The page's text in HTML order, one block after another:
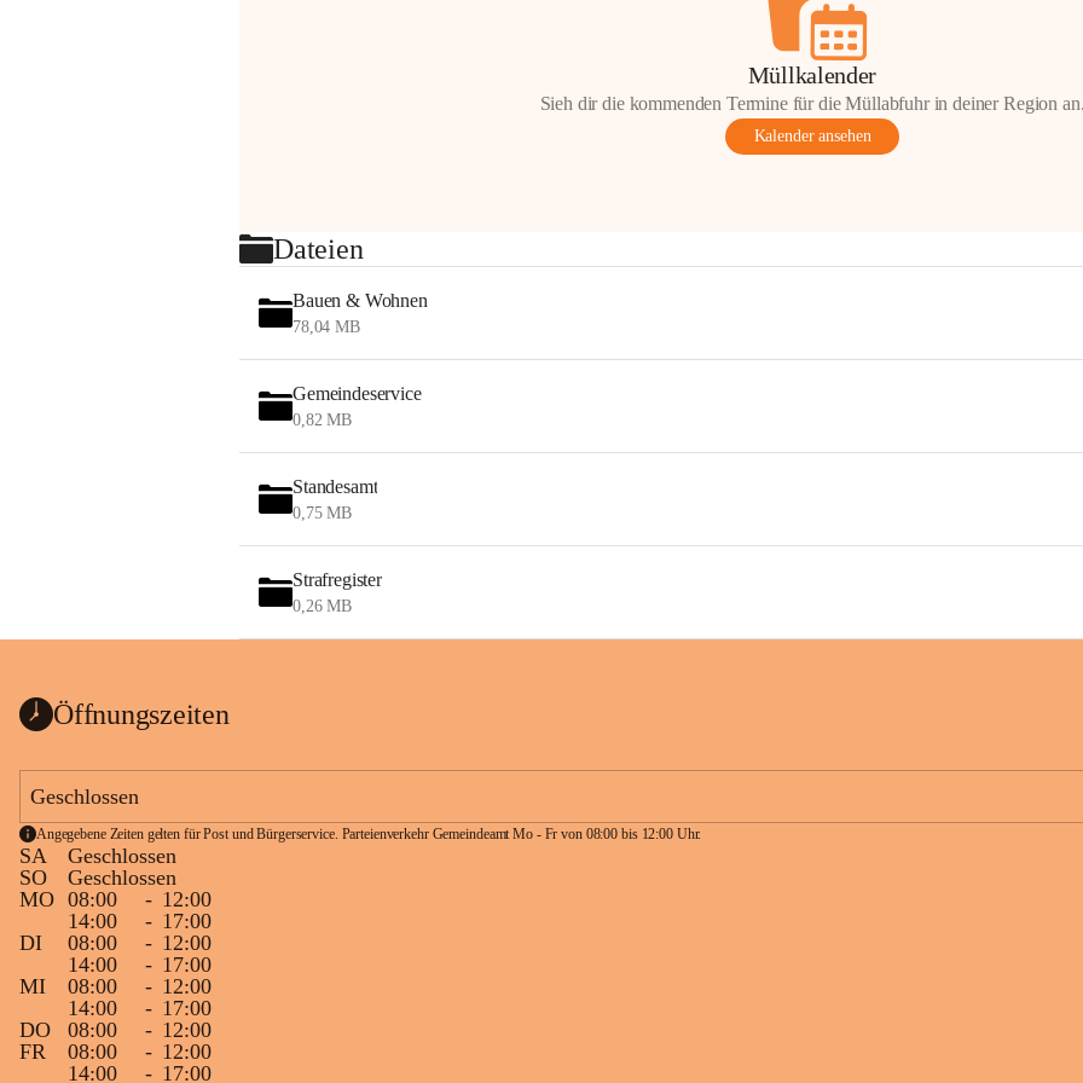
Müllkalender
Sieh dir die kommenden Termine für die Müllabfuhr in deiner Region
Kalender ansehen
Dateien
Bauen & Wohnen
78,04 MB
Gemeindeservice
0,82 MB
Standesamt
0,75 MB
Strafregister
0,26 MB
Öffnungszeiten
Geschlossen
Angegebene Zeiten gelten für Post und Bürgerservice. Parteienverkehr Gemeindeamt Mo - Fr von 08:00 bis 12:00 Uhr.
SA
Geschlossen
SO
Geschlossen
MO 08:00 - 12:00
14:00
- 17:00
DI
08:00 - 12:00
14:00
- 17:00
MI
08:00 - 12:00
14:00
- 17:00
DO
08:00 - 12:00
FR
08:00 - 12:00
14:00
- 17:00